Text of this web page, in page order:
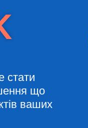
стати
що
ваших